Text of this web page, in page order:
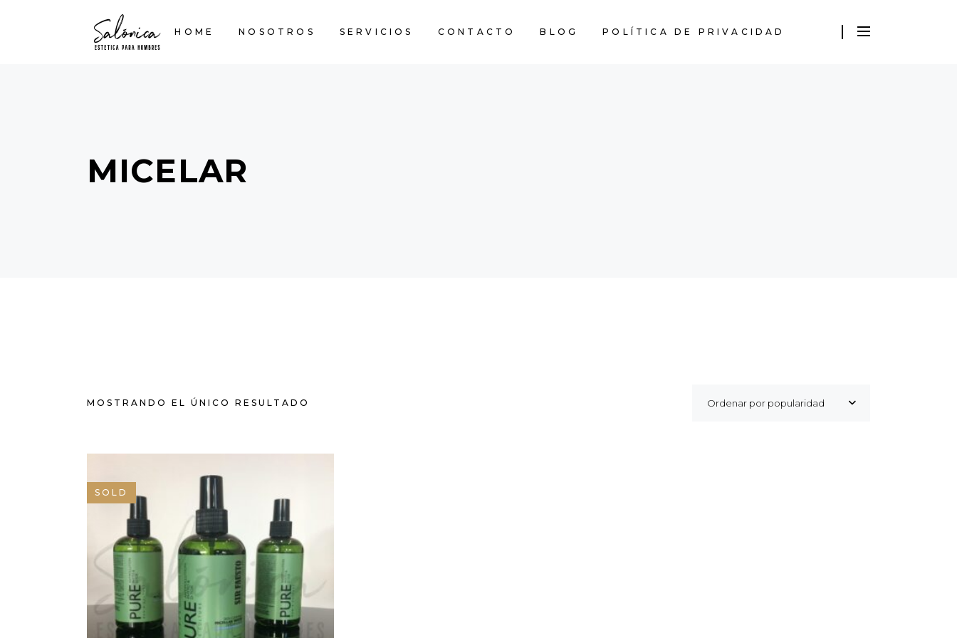
HOME NOSOTROS SERVICIOS CONTACTO BLOG POLÍTICA DE PRIVACIDAD
MICELAR
MOSTRANDO EL ÚNICO RESULTADO Ordenar por popularidad
SOLD